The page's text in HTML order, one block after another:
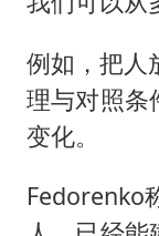
例如，把人
理与对照条
变化。
Fedorenko